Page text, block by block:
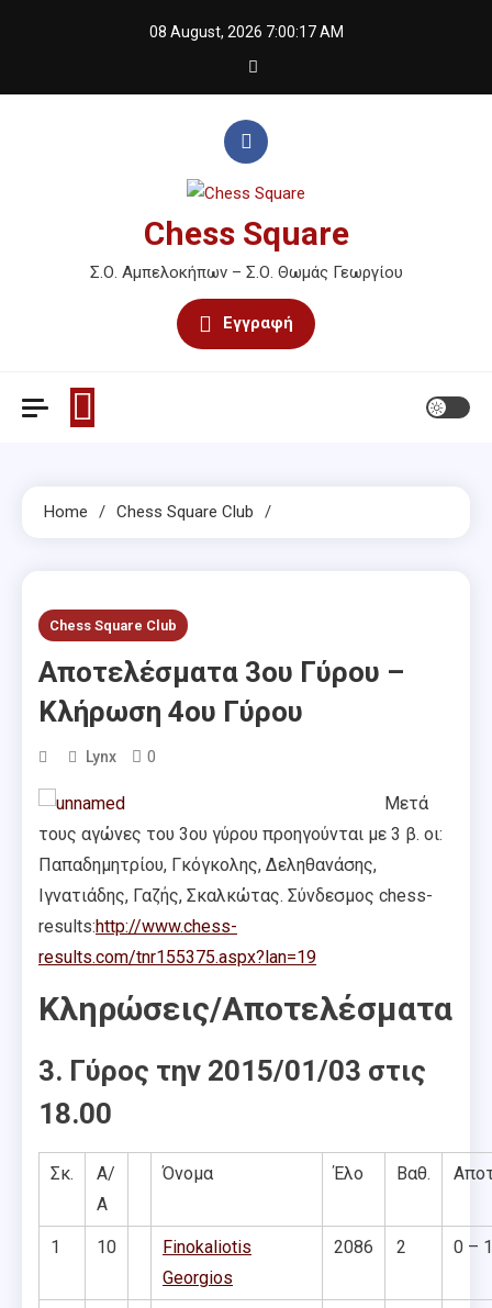
08 August, 2026 7:00:18 AM
Chess Square
Σ.Ο. Αμπελοκήπων – Σ.Ο. Θωμάς Γεωργίου
Εγγραφή
Home Chess Square Club
Chess Square Club
Αποτελέσματα 3ου Γύρου –
Κλήρωση 4ου Γύρου
Lynx 0
Μετά
τους αγώνες του 3ου γύρου προηγούνται με 3 β. οι:
Παπαδημητρίου, Γκόγκολης, Δεληθανάσης,
Ιγνατιάδης, Γαζής, Σκαλκώτας. Σύνδεσμος chess-
results:http://www.chess-
results.com/tnr155375.aspx?lan=19
Κληρώσεις/Αποτελέσματα
3. Γύρος την 2015/01/03 στις
18.00
Σκ.
Α/
Α
Όνομα Έλο Βαθ.
1 10
Finokaliotis
Georgios
2086 2 0 – 1